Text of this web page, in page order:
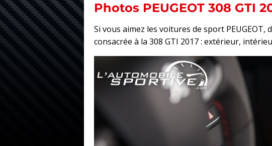
Photos PEUGEOT 308 GTI
Si vous aimez les voitures de sport
consacrée à la 308 GTI 2017 : extérieur,